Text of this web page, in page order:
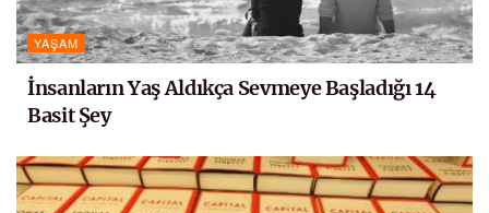
YAŞAM
İnsanların Yaş Aldıkça Sevmeye Başladığı 14
Basit Şey